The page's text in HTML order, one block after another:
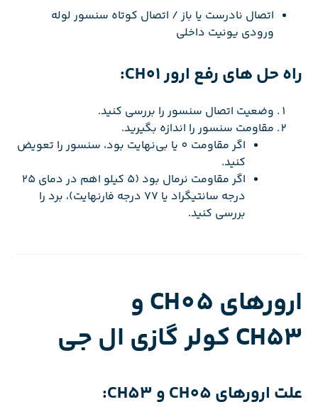
اتصال نادرست یا باز / اتصال کوتاه سنسور لوله
ورودی یونیت داخلی
راه حل های رفع ارور CH01:
وضعیت اتصال سنسور را بررسی کنید.
مقاومت سنسور را اندازه بگیرید.
اگر مقاومت 0 یا بی‌نهایت بود، سنسور را تعویض
کنید.
اگر مقاومت نرمال بود (5 کیلو اهم در دمای 25
درجه سانتیگراد یا 77 درجه فارنهایت)، برد را
بررسی کنید.
ارورهای CH05 و
CH53 کولر گازی ال جی
علت ارورهای CH05 و CH53: